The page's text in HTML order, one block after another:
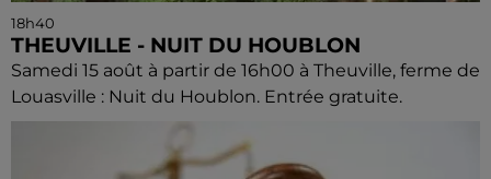
18h40
THEUVILLE - NUIT DU HOUBLON
Samedi 15 août à partir de 16h00 à Theuville, ferme de
Louasville : Nuit du Houblon. Entrée gratuite.